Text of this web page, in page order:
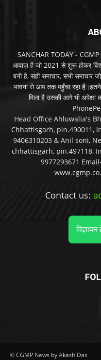
SANCHAR TODAY - CGMP
आवाज़ है जो 2021 से शुरू होकर
बनी है, सही समाचार, सभी समाचार जो
भावना से आप तक पहुँचा रहा
मिला है उसकी आगे भी अपेक्षा
Head Office Ahluwalia's
Chhattisgarh, pin.490011,
9406310203 & Anil soni,
chhattisgarh, pin.497118,
9977293671
Contact us:
© CGMP News by Akash Das